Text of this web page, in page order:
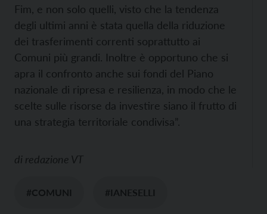
Fim, e non solo quelli, visto che la tendenza
degli ultimi anni è stata quella della riduzione
dei trasferimenti correnti soprattutto ai
Comuni più grandi. Inoltre è opportuno che si
apra il confronto anche sui fondi del Piano
nazionale di ripresa e resilienza, in modo che le
scelte sulle risorse da investire siano il frutto di
una strategia territoriale condivisa”.
di redazione VT
#COMUNI #IANESELLI